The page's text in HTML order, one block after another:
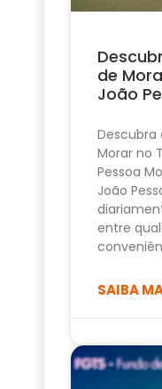
de
João
Descubra
Morar no
Pessoa
João
entre
SAIBA